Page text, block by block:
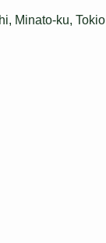
Minato-ku, Tokio